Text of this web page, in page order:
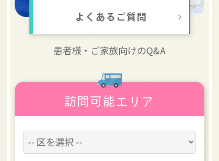
よくあるご質問
患者様・ ご家族向けのQ&A
訪問可能エリア